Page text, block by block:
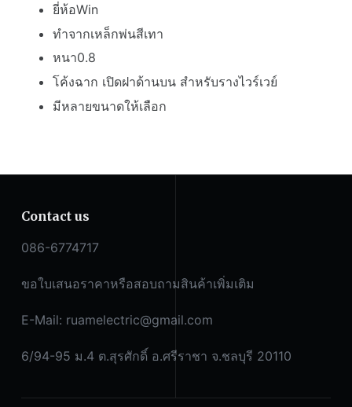
ยี่ห้อWin
ทำจากเหล็กพ่นสีเทา
หนา0.8
โค้งฉาก เปิดฝาด้านบน สำหรับรางไวร์เวย์
มีหลายขนาดให้เลือก
Contact us
086-6774717
ขอใบเสนอราคาหรือสอบถามสินค้าเพิ่มเติม
E-Mail: ruamelectric@gmail.com
6/94-95 ม.4 ต.สุรศักดิ์ อ.ศรีราชา จ.ชลบุรี 20110